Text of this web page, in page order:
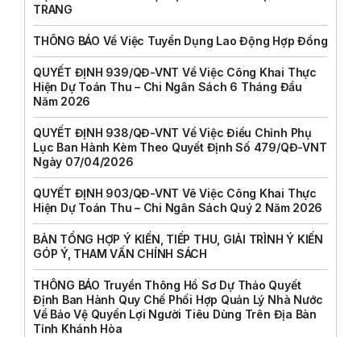
TRANG
THÔNG BÁO Về Việc Tuyển Dụng Lao Động Hợp Đồng
QUYẾT ĐỊNH 939/QĐ-VNT Về Việc Công Khai Thực
Hiện Dự Toán Thu – Chi Ngân Sách 6 Tháng Đầu
Năm 2026
QUYẾT ĐỊNH 938/QĐ-VNT Về Việc Điều Chỉnh Phụ
Lục Ban Hành Kèm Theo Quyết Định Số 479/QĐ-VNT
Ngày 07/04/2026
QUYẾT ĐỊNH 903/QĐ-VNT Vê Việc Công Khai Thực
Hiện Dự Toán Thu – Chi Ngân Sách Quý 2 Năm 2026
BẢN TỔNG HỢP Ý KIẾN, TIẾP THU, GIẢI TRÌNH Ý KIẾN
GÓP Ý, THAM VẤN CHÍNH SÁCH
THÔNG BÁO Truyền Thông Hồ Sơ Dự Thảo Quyết
Định Ban Hành Quy Chế Phối Hợp Quản Lý Nhà Nước
Về Bảo Vệ Quyền Lợi Người Tiêu Dùng Trên Địa Bàn
Tỉnh Khánh Hòa